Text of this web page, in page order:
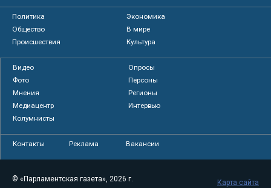
Политика
Экономика
Общество
В мире
Происшествия
Культура
Видео
Опросы
Фото
Персоны
Мнения
Регионы
Медиацентр
Интервью
Колумнисты
Контакты Реклама Вакансии
© «Парламентская газета», 2026 г.
Карта сайта